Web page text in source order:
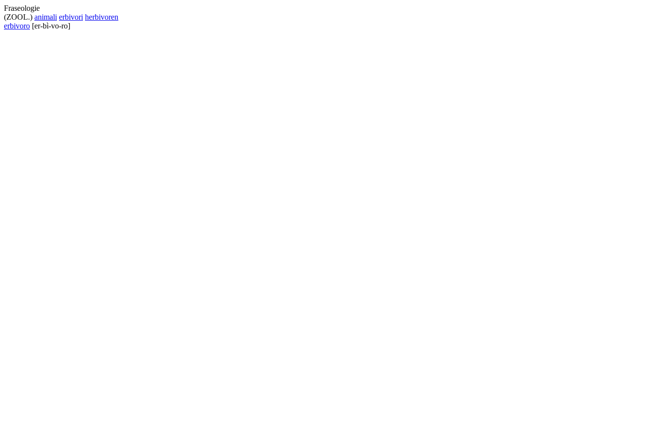
Fraseologie
(ZOOL.) animali erbivori herbivoren
erbivoro [er-bì-vo-ro]